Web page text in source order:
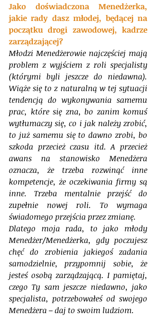
Jako doświadczona Menedżerka,
jakie rady dasz młodej, będącej na
początku drogi zawodowej, kadrze
zarządzającej?
Młodzi Menedżerowie najczęściej mają
problem z wyjściem z roli specjalisty
(którymi byli jeszcze do niedawna).
Wiąże się to z naturalną w tej sytuacji
tendencją do wykonywania samemu
prac, które się zna, bo zanim komuś
wytłumaczy się, co i jak należy zrobić,
to już samemu się to dawno zrobi, bo
szkoda przecież czasu itd. A przecież
awans na stanowisko Menedżera
oznacza, że trzeba rozwinąć inne
kompetencje, że oczekiwania firmy są
inne. Trzeba mentalnie przejść do
zupełnie nowej roli. To wymaga
świadomego przejścia przez zmianę.
Dlatego moja rada, to jako młody
Menedżer/Menedżerka, gdy poczujesz
chęć do zrobienia jakiegoś zadania
samodzielnie, przypomnij sobie, że
jesteś osobą zarządzającą. I pamiętaj,
czego Ty sam jeszcze niedawno, jako
specjalista, potrzebowałeś od swojego
Menedżera – daj to swoim ludziom.